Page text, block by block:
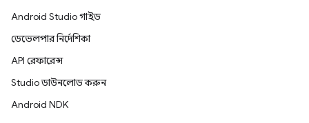
Android Studio গাইড
ডেভেলপার নির্দেশিকা
API রেফারেন্স
Studio ডাউনলোড করুন
Android NDK